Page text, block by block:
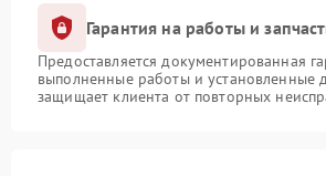
Гарантия на работы и
Предоставляется документированная
выполненные работы и установленные
защищает клиента от повторных